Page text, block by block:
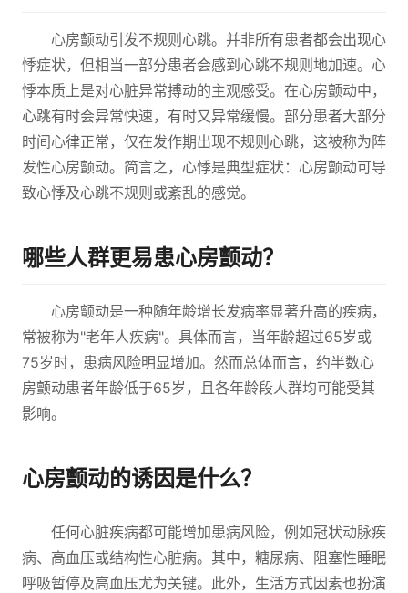
心房颤动引发不规则心跳。并非所有患者都会出现心
悸症状，但相当一部分患者会感到心跳不规则地加速。心
悸本质上是对心脏异常搏动的主观感受。在心房颤动中，
心跳有时会异常快速，有时又异常缓慢。部分患者大部分
时间心律正常，仅在发作期出现不规则心跳，这被称为阵
发性心房颤动。简言之，心悸是典型症状：心房颤动可导
致心悸及心跳不规则或紊乱的感觉。
哪些人群更易患心房颤动？
心房颤动是一种随年龄增长发病率显著升高的疾病，
常被称为"老年人疾病"。具体而言，当年龄超过65岁或
75岁时，患病风险明显增加。然而总体而言，约半数心
房颤动患者年龄低于65岁，且各年龄段人群均可能受其
影响。
心房颤动的诱因是什么？
任何心脏疾病都可能增加患病风险，例如冠状动脉疾
病、高血压或结构性心脏病。其中，糖尿病、阻塞性睡眠
呼吸暂停及高血压尤为关键。此外，生活方式因素也扮演